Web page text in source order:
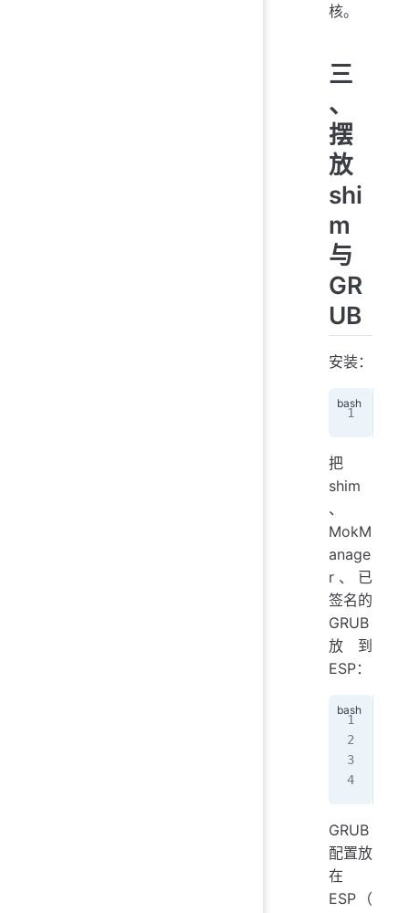
核。
三
、
摆
放
shi
m
与
GR
UB
安装：
把
shim
、
MokM
anage
r、已
签名的
GRUB
放到
ESP：
GRUB
配置放
在
ESP（